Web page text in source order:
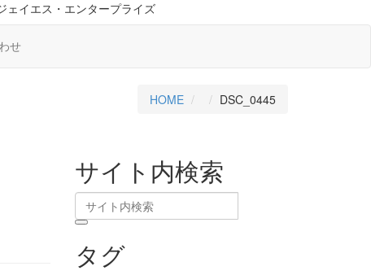
ェイエス・エンタープライズ
せ
HOME DSC_0445
サイト内検索
タグ